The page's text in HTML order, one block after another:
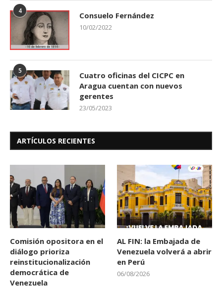
4 Consuelo Fernández
10/02/2022
5
Cuatro oficinas del CICPC en
Aragua cuentan con nuevos
gerentes
23/05/2023
ARTÍCULOS RECIENTES
Comisión opositora en el
diálogo prioriza
reinstitucionalización
democrática de
Venezuela
AL FIN: la Embajada de
Venezuela volverá a abrir
en Perú
06/08/2026